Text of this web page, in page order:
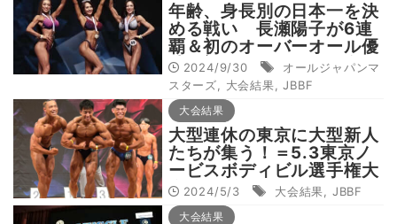
年齢、身長別の日本一を決
める戦い 長瀬陽子が6連
覇＆初のオーバーオール優
勝 初チャンピオンも多数
＝9.28 JBBFオールジャパ
ン マスターズフィットネ
ス チャンピオンシップス
2024/9/30
オールジャパンマ
スターズ
大会結果 ,JBBF
大会結果
大型連休の東京に大型新人
たちが集う！＝5.3東京ノ
ービスボディビル選手権大
会結果
2024/5/3 大会結果 JBBF
大会結果